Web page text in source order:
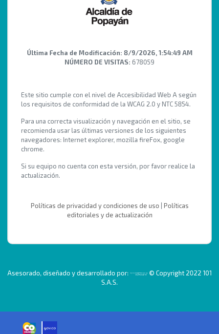
Última Fecha de Modificación: 8/9/2026, 1:54:49 AM
NÚMERO DE VISITAS: 678059
Este sitio cumple con el nivel de Accesibilidad Web A según
los requisitos de conformidad de la WCAG 2.0 y NTC 5854.
Para una correcta visualización y navegación en el sitio, se
recomienda usar las últimas versiones de los siguientes
navegadores: Internet explorer, mozilla fireFox, google
chrome.
Si su equipo no cuenta con esta versión, por favor realice la
actualización.
Políticas de privacidad y condiciones de uso
Políticas
editoriales y de actualización
Asesorado, diseñado y desarrollado por:
© Copyright 2022 101
S.A.S.